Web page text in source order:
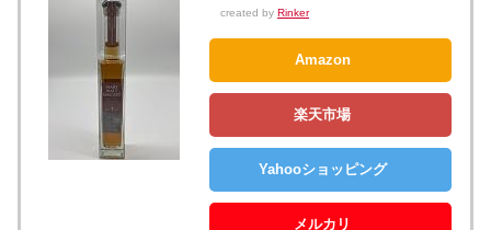
created by Rinker
Amazon
楽天市場
Yahooショッピング
メルカリ